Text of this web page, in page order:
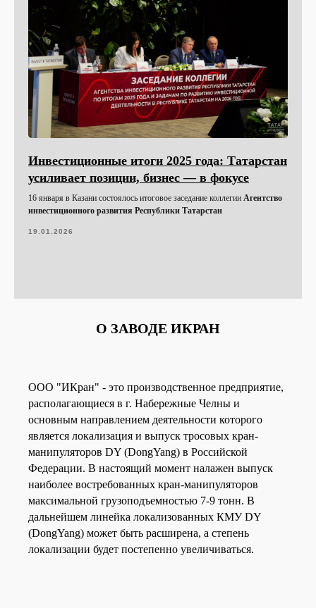
Инвестиционные итоги 2025 года: Татарстан
усиливает позиции, бизнес — в фокусе
16 января в Казани состоялось итоговое заседание коллегии Агентство
инвестиционного развития Республики Татарстан
19.01.2026
О ЗАВОДЕ ИКРАН
ООО "ИКран" - это производственное предприятие,
располагающиеся в г. Набережные Челны и
основным направлением деятельности которого
является локализация и выпуск тросовых кран-
манипуляторов DY (DongYang) в Российской
Федерации. В настоящий момент налажен выпуск
наиболее востребованных кран-манипуляторов
максимальной грузоподъемностью 7-9 тонн. В
дальнейшем линейка локализованных КМУ DY
(DongYang) может быть расширена, а степень
локализации будет постепенно увеличиваться.